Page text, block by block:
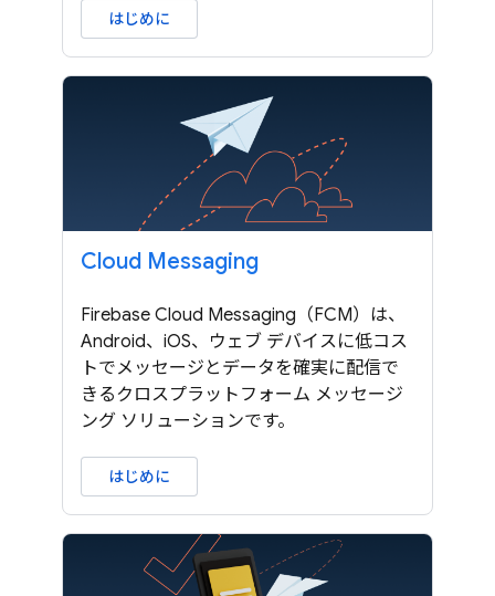
はじめに
Cloud Messaging
Firebase Cloud Messaging（FCM）は、
Android、iOS、ウェブ デバイスに低コス
トでメッセージとデータを確実に配信で
きるクロスプラットフォーム メッセージ
ング ソリューションです。
はじめに